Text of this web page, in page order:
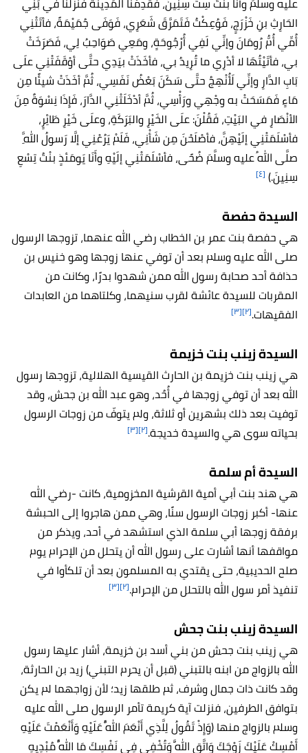
الحَارِثِ بنِ خَزْرَجٍ، فَوُعِكْتُ فَتَمَرَّقَ شَعَرِي، فَوَفَى جُمَيْمَةً، فأتَتْنِي
أُمِّي أُمُّ رُومَانَ وإنِّي لَفِي أُرْجُوحَةٍ، ومَعِي صَوَاحِبُ لِي، فَصَرَخَتْ
بي، فأتَيْتُهَا لا أدْرِي ما تُرِيدُ بي، فأخَذَتْ بيَدِي حتَّى أوْقَفَتْنِي علَى
بَابِ الدَّارِ وإنِّي لَأُنْهِجُ حتَّى سَكَنَ بَعْضُ نَفَسِي، ثُمَّ أخَذَتْ شيئًا مِن
مَاءٍ فَمَسَحَتْ به وجْهِي ورَأْسِي، ثُمَّ أدْخَلَتْنِي الدَّارَ، فَإِذَا نِسْوَةٌ مِنَ
الأنْصَارِ في البَيْتِ، فَقُلْنَ: علَى الخَيْرِ والبَرَكَةِ، وعلَى خَيْرِ طَائِرٍ،
فأسْلَمَتْنِي إلَيْهِنَّ، فأصْلَحْنَ مِن شَأْنِي، فَلَمْ يَرُعْنِي إلَّا رَسولُ اللَّهِ
صلَّى اللهُ عليه وسلَّمَ ضُحًى، فأسْلَمَتْنِي إلَيْهِ وأَنَا يَومَئذٍ بنْتُ تِسْعِ
سِنِينَ.) [٤]
السيدة حفصة
هي حفصة بنت عمر بن الخطاب رضي الله عنهما، تزوجها الرسول
صلى الله عليه وسلم بعد أن توفي عنها زوجها وهو خنيس بن
حذافة أحد صحابة رسول الله ممن شهدوا بدرًا، وكانت من
المقربات للسيدة عائشة لقرب سنيهما، وكلتاهما من العابدات
الفقيهات.[٢] [٣]
السيدة زينب بنت خزيمة
هي زينب بنت خزيمة بن الحارث القيسية الهلالية، تزوجها رسول
الله بعد أن توفي زوجها في أُحُد، وهو عبد الله بن جحش، وقد
توفيت بعد ذلك بشهرين أو ثلاثة، ولم يتوفّ من زوجات الرسول
بحياته سوى هي والسيدة خديجة.[٢] [٣]
السيدة أم سلمة
هي هند بنت أبي أمية القرشية المخزومية، كانت -رضي الله
عنها- أكبر زوجات الرسول سنًا، وهي ممن هاجروا إلى الحبشة
برفقة زوجها أبي سلمة الذي استشهد في أحد، ويذكر من
مواقفها أنها أشارت على رسول الله أن يتحلل من الإحرام يوم
صلح الحديبية، حتى يقتدي به المسلمون بعد أن تلكأوا في
تنفيذ أمر سول الله بالتحلل من الإحرام.[٢] [٣]
السيدة زينب بنت جحش
هي زينب بنت جحش من بني أسد بن خزيمة، أشار عليها رسول
الله بالزواج من ابنه بالتبني (قبل أن يحرم التبني) زيد بن الحارثة،
وقد كانت ذات جمال وشرف، ثم طلقها زيد؛ لأن زواجهما لم يكن
بتوافق الطرفين، فنزلت آية كريمة تأمر الرسول صلى الله عليه
وسلم بالزواج منها (وَإِذْ تَقُولُ لِلَّذِي أَنْعَمَ اللَّهُ عَلَيْهِ وَأَنْعَمْتَ عَلَيْهِ
أَمْسِكْ عَلَيْكَ زَوْجَكَ وَاتَّقِ اللَّهَ وَتُخْفِي فِي نَفْسِكَ مَا اللَّهُ مُبْدِيهِ